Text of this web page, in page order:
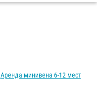
Аренда минивена 6-12 мест